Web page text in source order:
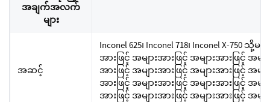
အချက်အလက်
များ
အဆင့်
Inconel 625၊ Inconel 718၊ Inconel X-
အားဖြင့် အများအားဖြင့် အများအားဖြင့် အမျ
အားဖြင့် အများအားဖြင့် အများအားဖြင့် အမျ
အားဖြင့် အများအားဖြင့် အများအားဖြင့် အမျ
အားဖြင့် အများအားဖြင့် အများအားဖြင့် အမျ